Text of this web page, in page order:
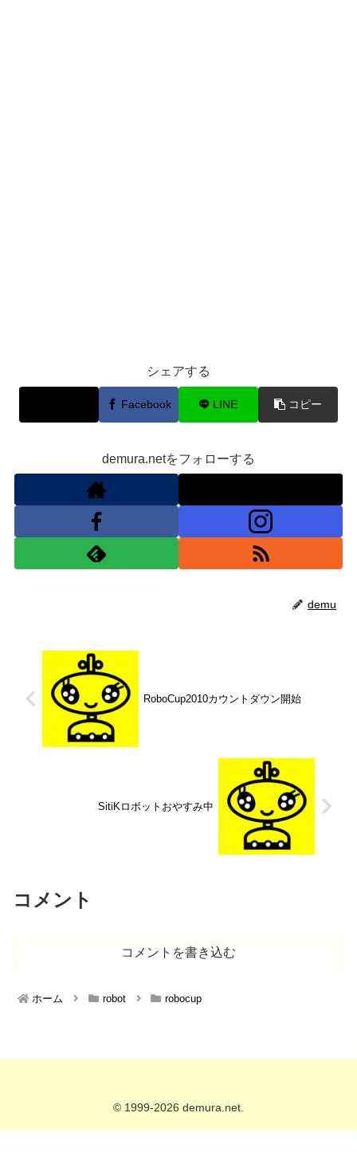
シェアする
Facebook LINE コピー
demura.netをフォローする
demu
RoboCup2010カウントダウン開始
SitiKロボットおやすみ中
コメント
コメントを書き込む
ホーム robot robocup
© 1999-2026 demura.net.